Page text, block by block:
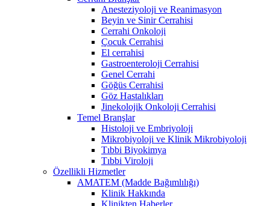
Anesteziyoloji ve Reanimasyon
Beyin ve Sinir Cerrahisi
Cerrahi Onkoloji
Çocuk Cerrahisi
El cerrahisi
Gastroenteroloji Cerrahisi
Genel Cerrahi
Göğüs Cerrahisi
Göz Hastalıkları
Jinekolojik Onkoloji Cerrahisi
Temel Branşlar
Histoloji ve Embriyoloji
Mikrobiyoloji ve Klinik Mikrobiyoloji
Tıbbi Biyokimya
Tıbbi Viroloji
Özellikli Hizmetler
AMATEM (Madde Bağımlılığı)
Klinik Hakkında
Klinikten Haberler